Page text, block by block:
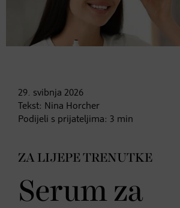
29. svibnja 2026
Tekst: Nina Horcher
Podijeli s prijateljima: 3 min
ZA LIJEPE TRENUTKE
Serum za